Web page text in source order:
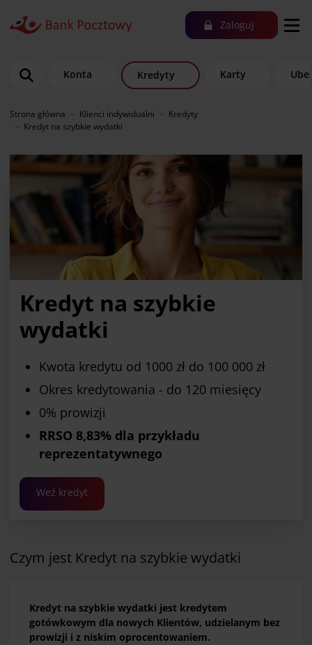
Zaloguj
Konta Kredyty Karty
Strona główna Klienci indywidualni
Kredyty
Kredyt na szybkie wydatki
Kredyt na szybkie
wydatki
Kwota kredytu od 1000 zł do 100 000 zł
Okres kredytowania - do 120 miesięcy
0% prowizji
RRSO 8,83% dla przykładu
reprezentatywnego
Weź kredyt
Czym jest Kredyt na szybkie wydatki
Kredyt na szybkie wydatki jest kredytem
gotówkowym dla nowych Klientów, udzielanym bez
prowizji i z niskim oprocentowaniem.